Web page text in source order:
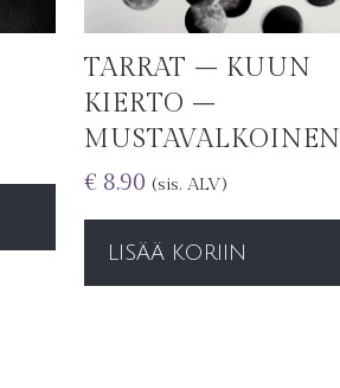
TARRAT – KUUN
KIERTO –
MUSTAVALKOINEN
€ 8.90 (sis. ALV)
LISÄÄ KORIIN